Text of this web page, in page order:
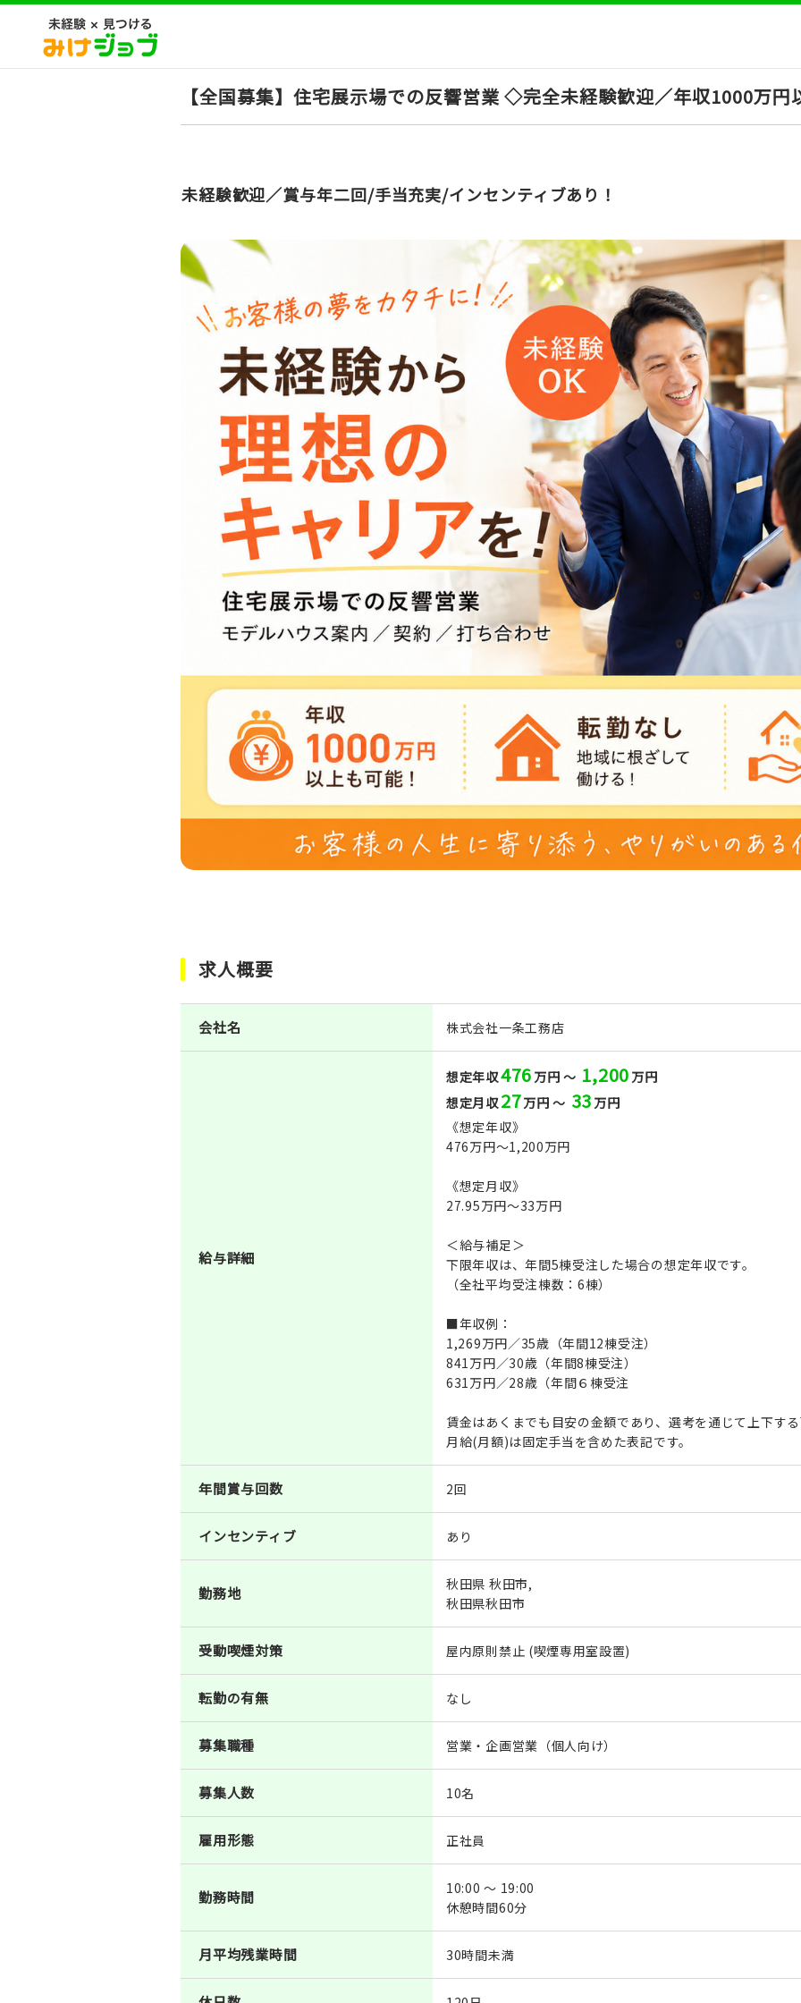
【全国募集】住宅展示場での反響営業 ◇完全未経験歓迎／年収1000万
未経験歓迎／賞与年二回/手当充実/インセンティブあり！
求人概要
会社名 株式会社一条工務店
給与詳細
想定年収476 万円 ～ 1,200 万円
想定月収27万円 ～ 33 万円
《想定年収》
476万円～1,200万円
《想定月収》
27.95万円～33万円
＜給与補足＞
下限年収は、年間5棟受注した場合の想定年収です。
（全社平均受注棟数：6棟）
■年収例：
1,269万円／35歳（年間12棟受注）
841万円／30歳（年間8棟受注）
631万円／28歳（年間６棟受注
賃金はあくまでも目安の金額であり、選考を通じて上下す
月給(月額)は固定手当を含めた表記です。
年間賞与回数 2回
インセンティブ あり
勤務地
秋田県 秋田市,
秋田県秋田市
受動喫煙対策 屋内原則禁止 (喫煙専用室設置)
転勤の有無 なし
募集職種 営業・企画営業（個人向け）
募集人数 10名
雇用形態 正社員
勤務時間
10:00 ～ 19:00
休憩時間60分
月平均残業時間 30時間未満